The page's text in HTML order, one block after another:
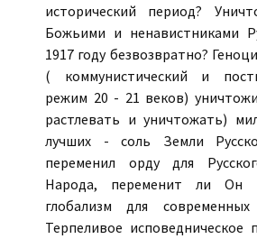
исторический период?
Божьими и ненавистниками
1917 году безвозвратно?
( коммунистический и
режим 20 - 21 веков)
растлевать и уничтожать)
лучших - соль Земли
переменил орду для
Народа, переменит ли Он
глобализм для
Терпеливое исповедническое